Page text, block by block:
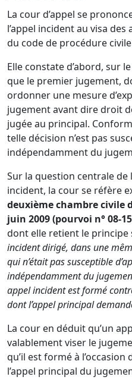
La cour d’appel se
l’appel incident au visa des
du code de procédure
Elle constate d’abord, sur
que le premier jugement,
ordonner une mesure
jugement avant dire droit
jugée au principal.
telle décision n’est pas
indépendamment du
Sur la question centrale de
incident, la cour se réfère
deuxième chambre civile
juin 2009 (pourvoi n° 08-
dont elle retient le principe
incident dirigé, dans une
qui n’était pas susceptible
indépendamment du
appel incident est formé
dont l’appel principal
La cour en déduit qu’un
valablement viser le
qu’il est formé à
l’appel principal du